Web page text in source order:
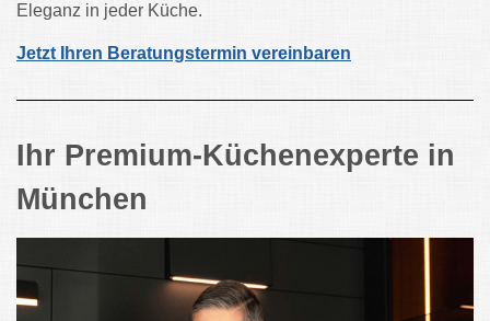
Eleganz in jeder Küche.
Jetzt Ihren Beratungstermin vereinbaren
Ihr Premium-Küchenexperte in
München